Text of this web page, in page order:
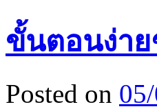
ขั้นตอนง่า
Posted on